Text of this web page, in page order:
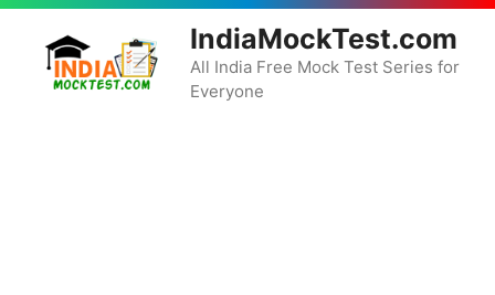
Skip
content
IndiaMockTest.com
All India Free Mock Test Series for
Everyone